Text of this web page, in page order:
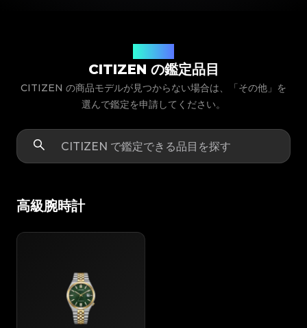
CITIZEN の鑑定品目
CITIZEN の商品モデルが見つからない場合は、「その他」を
選んで鑑定を申請してください。
高級腕時計